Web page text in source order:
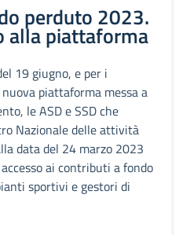
perduto 2023.
alla piattaforma
19 giugno, e per i
piattaforma messa a
le ASD e SSD che
Nazionale delle attività
data del 24 marzo 2023
ai contributi a fondo
sportivi e gestori di